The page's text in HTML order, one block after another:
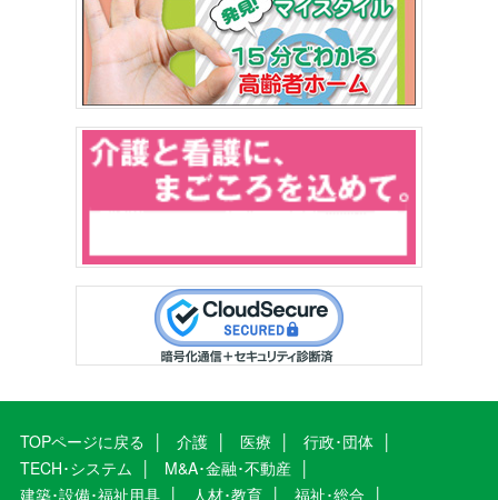
TOPページに戻る 介護 医療
行政･団体
TECH･システム
M&A･金融･不動産
建築･設備･福祉用具
人材･教育 福祉･総合